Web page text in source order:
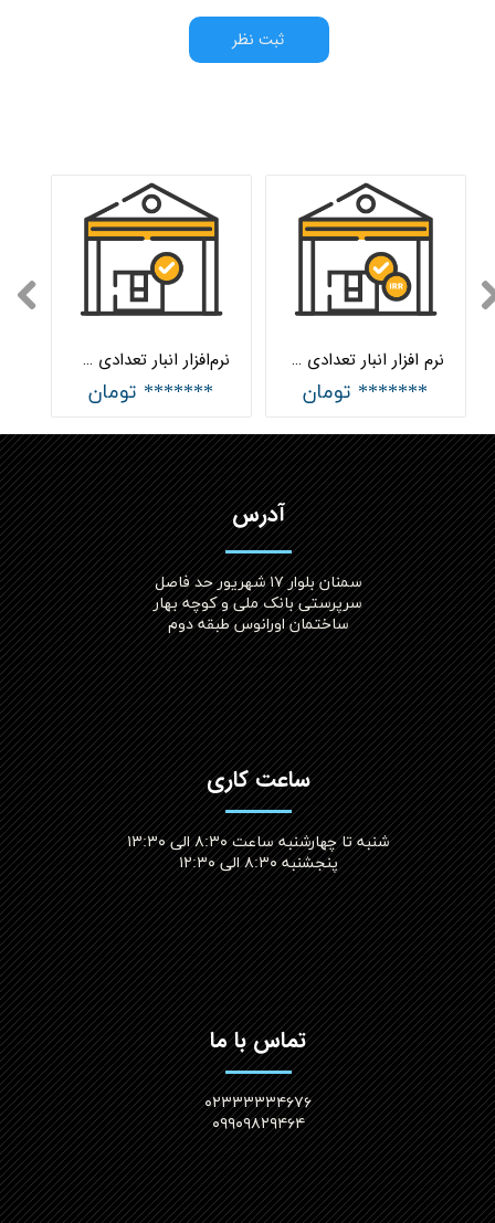
ثبت نظر
نرم‌افزار انبار تعدادی هلواسپاد
******* تومان
نرم افزار انبار تعدادی ریالی هلواسپاد
******* تومان
آدرس
سمنان بلوار ۱۷ شهریور حد فاصل
سرپرستی بانک ملی و کوچه بهار
ساختمان اورانوس طبقه دوم
ساعت کاری
شنبه تا چهارشنبه ساعت ۸:۳۰ الی ۱۳:۳۰
پنجشنبه ۸:۳۰ الی ۱۲:۳۰​​​​​​​
تماس با ما
۰۲۳۳۳۳۳۴۶۷۶
۰۹۹۰۹۸۲۹۴۶۴